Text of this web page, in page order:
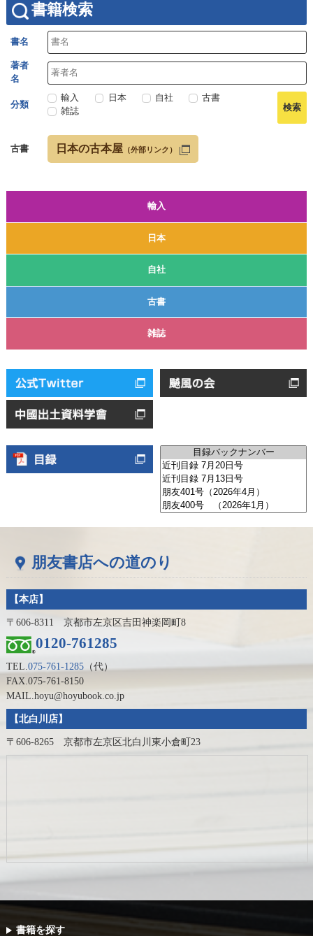
輸入
日本
自社
古書
雑誌
書籍検索
書名
著者
名
分類
輸入 日本 自社
古書
雑誌
古書 日本の古本屋 （外部リンク）
朋友書店への道のり
【本店】
〒606-8311 京都市左京区吉田神楽岡町8
0120-761285
TEL.075-761-1285（代）
FAX.075-761-8150
MAIL.hoyu@hoyubook.co.jp
【北白川店】
〒606-8265 京都市左京区北白川東小倉町23
書籍を探す